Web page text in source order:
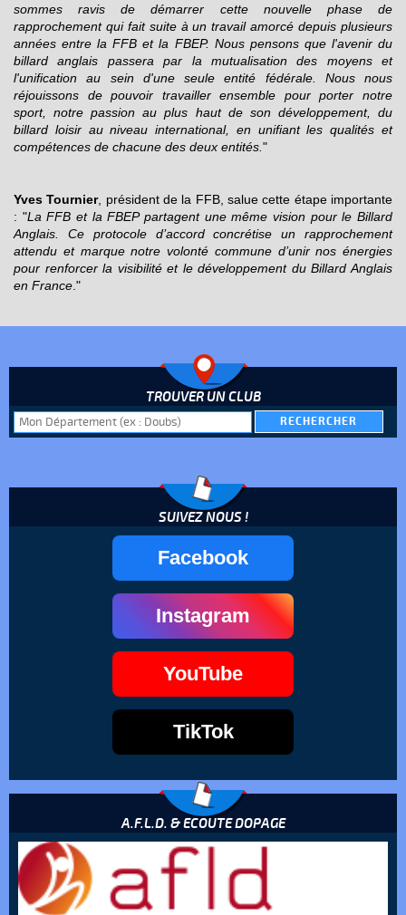
sommes ravis de démarrer cette nouvelle phase de
rapprochement qui fait suite à un travail amorcé depuis plusieurs
années entre la FFB et la FBEP. Nous pensons que l'avenir du
billard anglais passera par la mutualisation des moyens et
l'unification au sein d'une seule entité fédérale. Nous nous
réjouissons de pouvoir travailler ensemble pour porter notre
sport, notre passion au plus haut de son développement, du
billard loisir au niveau international, en unifiant les qualités et
compétences de chacune des deux entités. "
Yves Tournier, président de la FFB, salue cette étape importante
: "La FFB et la FBEP partagent une même vision pour le Billard
Anglais. Ce protocole d’accord concrétise un rapprochement
attendu et marque notre volonté commune d’unir nos énergies
pour renforcer la visibilité et le développement du Billard Anglais
en France "
TROUVER UN CLUB
SUIVEZ NOUS !
Facebook
Instagram
YouTube
TikTok
A.F.L.D. & ECOUTE DOPAGE